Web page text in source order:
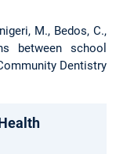
M., Bedos, C.,
between school
Dentistry